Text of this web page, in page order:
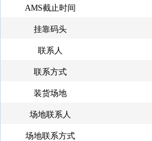
AMS截止时间
挂靠码头
联系人
联系方式
装货场地
场地联系人
场地联系方式